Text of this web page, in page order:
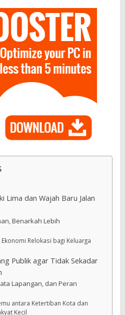
Lima dan Wajah Baru Jalan
Benarkah Lebih
Relokasi bagi Keluarga
Publik agar Tidak Sekadar
Lapangan, dan Peran
antara Ketertiban Kota dan
Kecil